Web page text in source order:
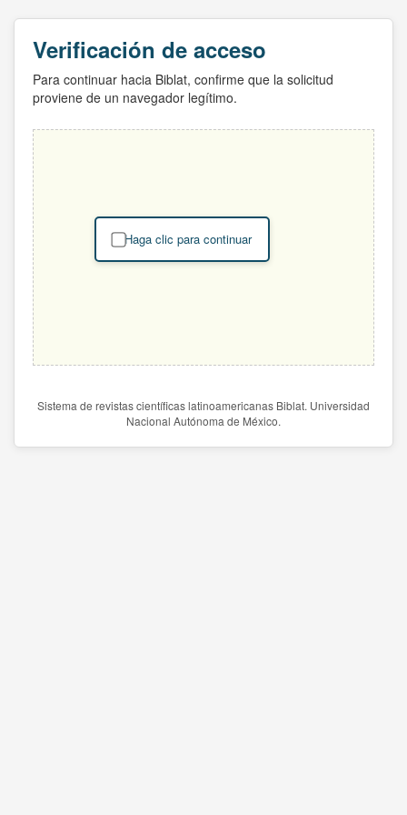
Verificación de acceso
Para continuar hacia Biblat, confirme que la solicitud
proviene de un navegador legítimo.
Haga clic para continuar
Sistema de revistas científicas latinoamericanas Biblat. Universidad
Nacional Autónoma de México.